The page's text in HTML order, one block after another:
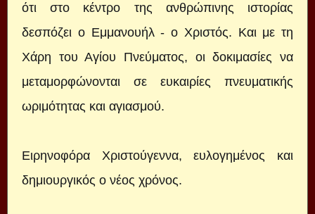
ότι στο κέντρο της ανθρώπινης ιστορίας
δεσπόζει ο Εμμανουήλ - ο Χριστός. Και με τη
Χάρη του Αγίου Πνεύματος, οι δοκιμασίες να
μεταμορφώνονται σε ευκαιρίες πνευματικής
ωριμότητας και αγιασμού.
Ειρηνοφόρα Χριστούγεννα, ευλογημένος και
δημιουργικός ο νέος χρόνος.